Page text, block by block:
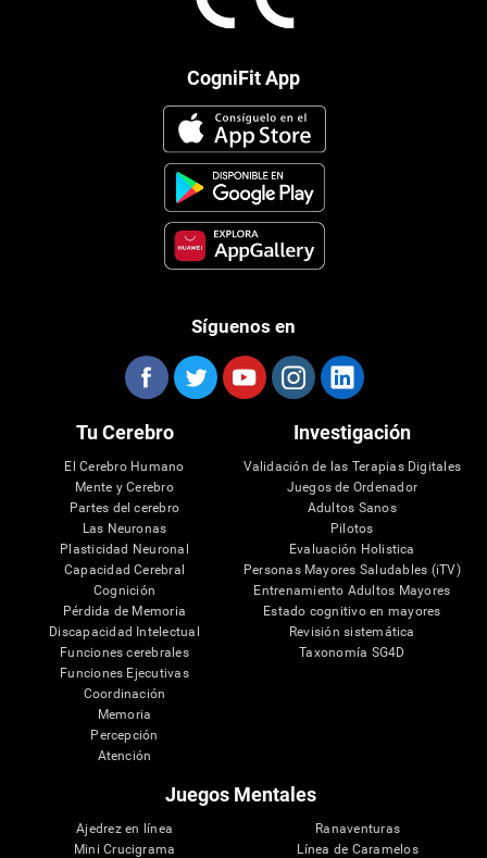
CogniFit App
Síguenos en
Tu Cerebro
El Cerebro Humano
Mente y Cerebro
Partes del cerebro
Las Neuronas
Plasticidad Neuronal
Capacidad Cerebral
Cognición
Pérdida de Memoria
Discapacidad Intelectual
Funciones cerebrales
Funciones Ejecutivas
Coordinación
Memoria
Percepción
Atención
Investigación
Validación de las Terapias Digitales
Juegos de Ordenador
Adultos Sanos
Pilotos
Evaluación Holistica
Personas Mayores Saludables (iTV)
Entrenamiento Adultos Mayores
Estado cognitivo en mayores
Revisión sistemática
Taxonomía SG4D
Juegos Mentales
Ajedrez en línea
Mini Crucigrama
Ranaventuras
Línea de Caramelos